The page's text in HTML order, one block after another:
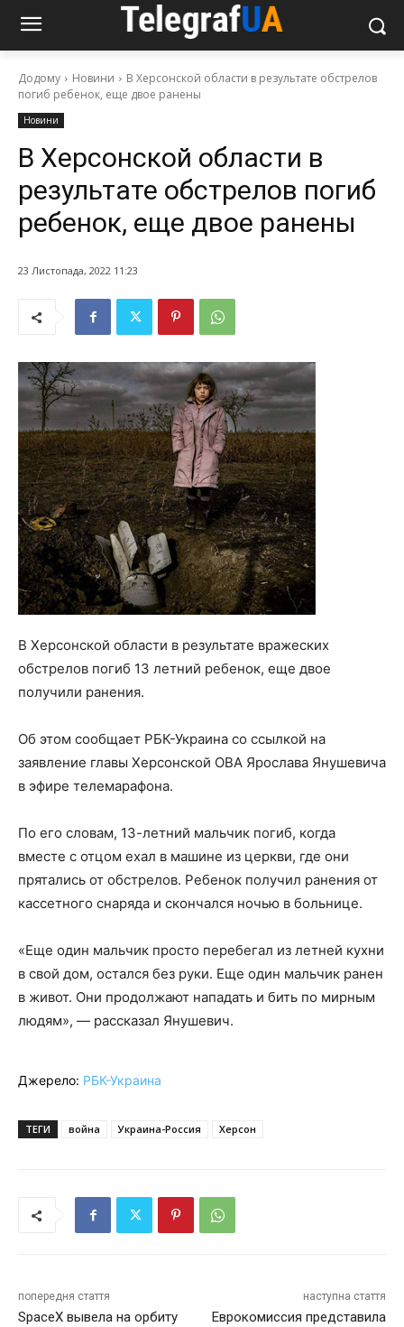
Додому Новини
В Херсонской области в результате обстрелов
погиб ребенок, еще двое ранены
Новини
В Херсонской области в
результате обстрелов погиб
ребенок, еще двое ранены
23 Листопада, 2022 11:23
В Херсонской области в результате вражеских
обстрелов погиб 13 летний ребенок, еще двое
получили ранения.
Об этом сообщает РБК-Украина со ссылкой на
заявление главы Херсонской ОВА Ярослава Янушевича
в эфире телемарафона.
По его словам, 13-летний мальчик погиб, когда
вместе с отцом ехал в машине из церкви, где они
прятались от обстрелов. Ребенок получил ранения от
кассетного снаряда и скончался ночью в больнице.
«Еще один мальчик просто перебегал из летней кухни
в свой дом, остался без руки. Еще один мальчик ранен
в живот. Они продолжают нападать и бить по мирным
людям», — рассказал Янушевич.
Джерело: РБК-Украина
ТЕГИ война Украина-Россия Херсон
попередня стаття
SpaceX вывела на орбиту
наступна стаття
Еврокомиссия представила